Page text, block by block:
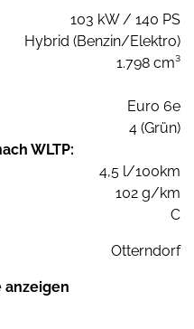
103 kW / 140 PS
Hybrid (Benzin/Elektro)
1.798 cm³
Euro 6e
4 (Grün)
WLTP:
4,5 l/100km
102 g/km
C
Otterndorf
anzeigen